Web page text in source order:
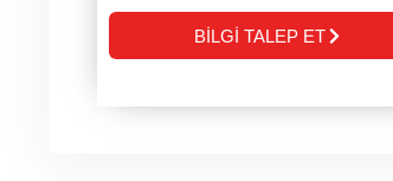
BİLGİ TALEP ET
Alternative: